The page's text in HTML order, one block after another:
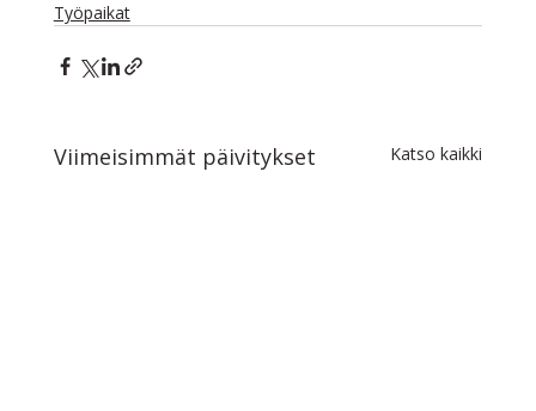
Työpaikat
Viimeisimmät päivitykset Katso kaikki